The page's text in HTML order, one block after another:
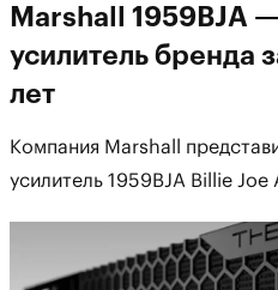
Marshall 1959BJA
усилитель бренда
лет
Компания Marshall
усилитель 1959BJA Billie